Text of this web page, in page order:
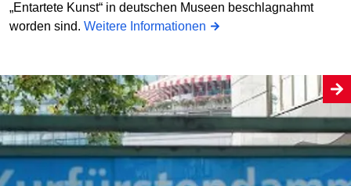
„Entartete Kunst“ in deutschen Museen beschlagnahmt
worden sind. Weitere Informationen